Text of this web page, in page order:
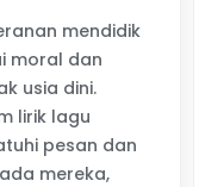
mendidik
moral dan
usia dini.
lirik lagu
pesan dan
mereka,